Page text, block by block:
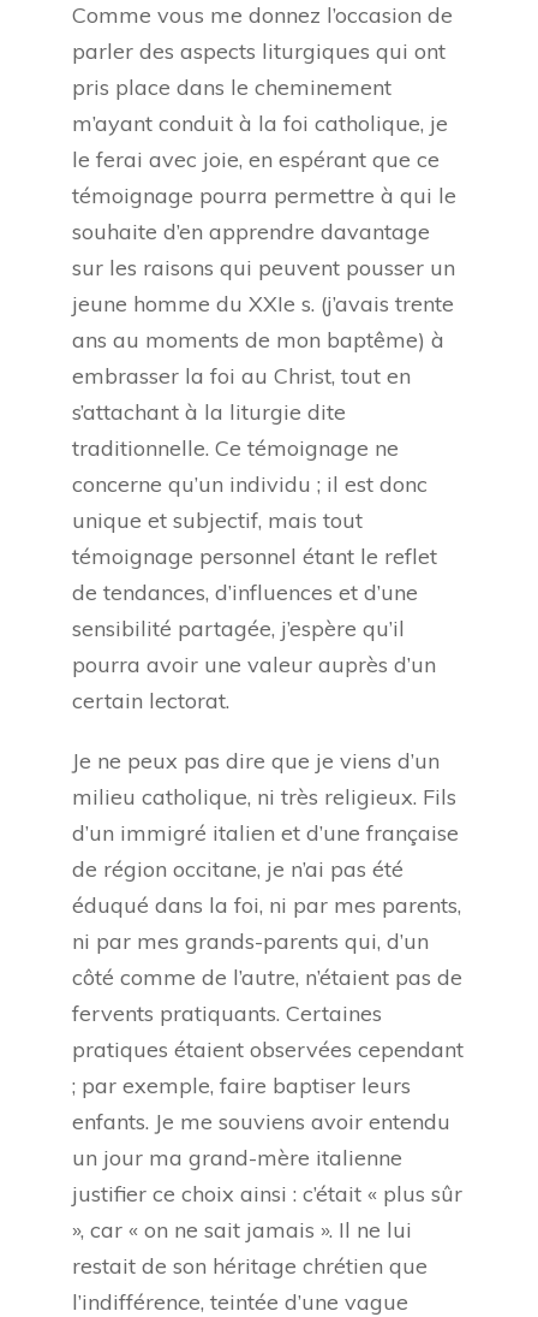
Comme vous me donnez l’occasion de
parler des aspects liturgiques qui ont
pris place dans le cheminement
m’ayant conduit à la foi catholique, je
le ferai avec joie, en espérant que ce
témoignage pourra permettre à qui le
souhaite d’en apprendre davantage
sur les raisons qui peuvent pousser un
jeune homme du XXIe s. (j’avais trente
ans au moments de mon baptême) à
embrasser la foi au Christ, tout en
s’attachant à la liturgie dite
traditionnelle. Ce témoignage ne
concerne qu’un individu ; il est donc
unique et subjectif, mais tout
témoignage personnel étant le reflet
de tendances, d’influences et d’une
sensibilité partagée, j’espère qu’il
pourra avoir une valeur auprès d’un
certain lectorat.
Je ne peux pas dire que je viens d’un
milieu catholique, ni très religieux. Fils
d’un immigré italien et d’une française
de région occitane, je n’ai pas été
éduqué dans la foi, ni par mes parents,
ni par mes grands-parents qui, d’un
côté comme de l’autre, n’étaient pas de
fervents pratiquants. Certaines
pratiques étaient observées cependant
; par exemple, faire baptiser leurs
enfants. Je me souviens avoir entendu
un jour ma grand-mère italienne
justifier ce choix ainsi : c’était « plus sûr
», car « on ne sait jamais ». Il ne lui
restait de son héritage chrétien que
l’indifférence, teintée d’une vague